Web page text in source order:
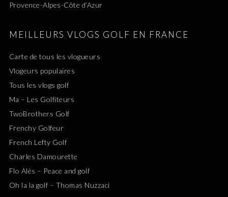
Provence-Alpes-Côte d’Azur
MEILLEURS VLOGS GOLF EN FRANCE
Carte de tous les vlogueurs
Vlogeurs populaires
Tous les vlogs golf
Ma – Les Golfiteurs
TwoBrothers Golf
Frenchy Golfeur
French Lefty Golf
Charles Damourette
Flo Alès – Peace and golf
Oh la la golf – Thomas Nuzzaci